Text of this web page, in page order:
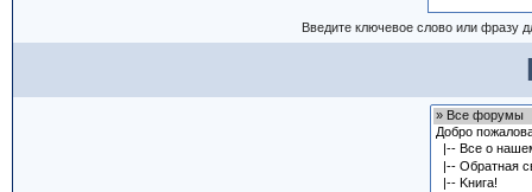
Введите ключевое слово или фразу